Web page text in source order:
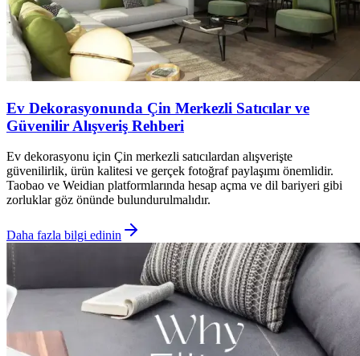
Ev Dekorasyonunda Çin Merkezli Satıcılar ve
Güvenilir Alışveriş Rehberi
Ev dekorasyonu için Çin merkezli satıcılardan alışverişte
güvenilirlik, ürün kalitesi ve gerçek fotoğraf paylaşımı önemlidir.
Taobao ve Weidian platformlarında hesap açma ve dil bariyeri gibi
zorluklar göz önünde bulundurulmalıdır.
Daha fazla bilgi edinin